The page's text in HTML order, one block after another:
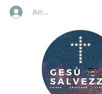
Anmelden